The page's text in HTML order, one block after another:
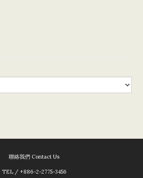
聯絡我們 Contact Us
TEL / +886-2-2775-3456